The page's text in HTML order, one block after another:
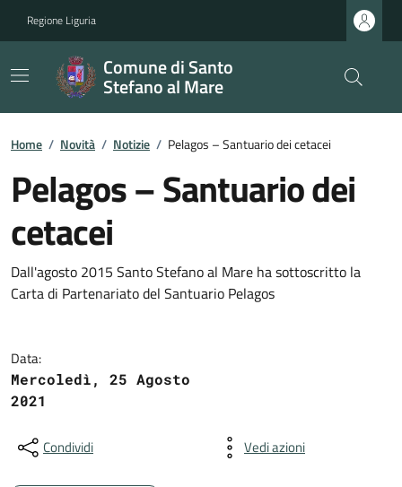
Regione Liguria
Comune di Santo
Stefano al Mare
Home / Novità / Notizie / Pelagos – Santuario dei cetacei
Pelagos – Santuario dei
cetacei
Dall'agosto 2015 Santo Stefano al Mare ha sottoscritto la
Carta di Partenariato del Santuario Pelagos
Data:
Mercoledì, 25 Agosto
2021
Condividi Vedi azioni